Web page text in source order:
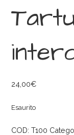
24,00€
Esaurito
COD:T100